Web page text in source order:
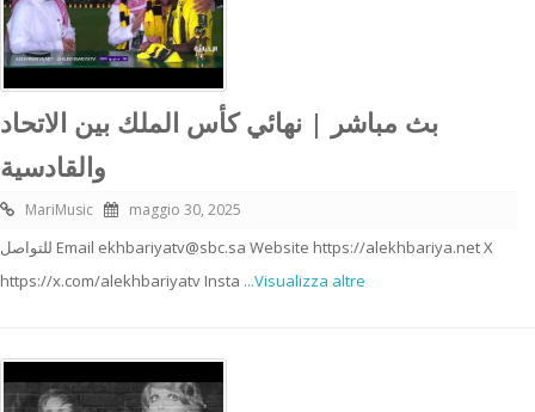
بث مباشر | نهائي كأس الملك بين الاتحاد
والقادسية
MariMusic maggio 30, 2025
للتواصل Email ekhbariyatv@sbc.sa Website https://alekhbariya.net X
https://x.com/alekhbariyatv Insta ...Visualizza altre